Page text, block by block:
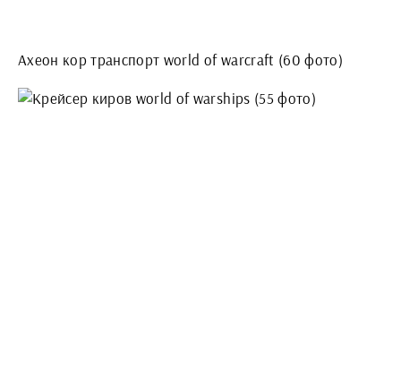
Ахеон кор транспорт world of warcraft (60 фото)